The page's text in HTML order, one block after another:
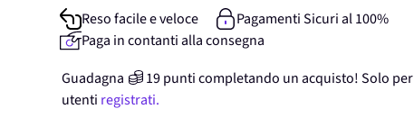
Reso facile e veloce
Pagamenti Sicuri al 100%
Paga in contanti alla consegna
Guadagna
19punticompletando un acquisto! Solo per
utenti registrati.